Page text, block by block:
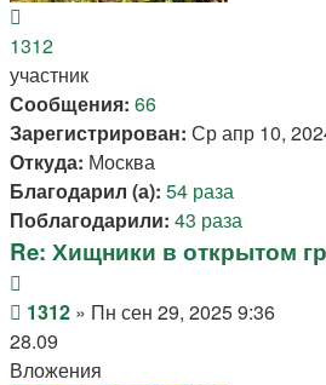
к
началу
1312
участник
Сообщения: 66
Зарегистрирован: Ср апр 10,
Откуда: Москва
Благодарил (а): 54 раза
Поблагодарили: 43 раза
Re: Хищники в открытом
Сообщение
1312 » Пн сен 29, 2025 9:36
28.09
Вложения